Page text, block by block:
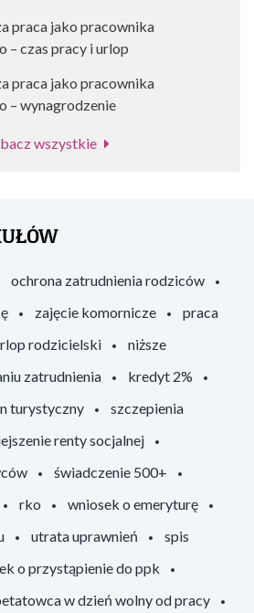
praca jako pracownika
– czas pracy i urlop
praca jako pracownika
– wynagrodzenie
wszystkie
ochrona zatrudnienia rodziców
zajęcie komornicze
praca
rodzicielski
niższe
zatrudnienia
kredyt 2%
turystyczny
szczepienia
renty socjalnej
świadczenie 500+
rko
wniosek o emeryturę
utrata uprawnień
spis
o przystąpienie do ppk
w dzień wolny od pracy